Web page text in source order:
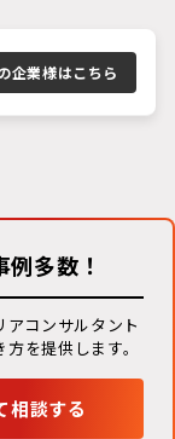
企業様はこちら
多数！
コンサルタント
を提供します。
相談する